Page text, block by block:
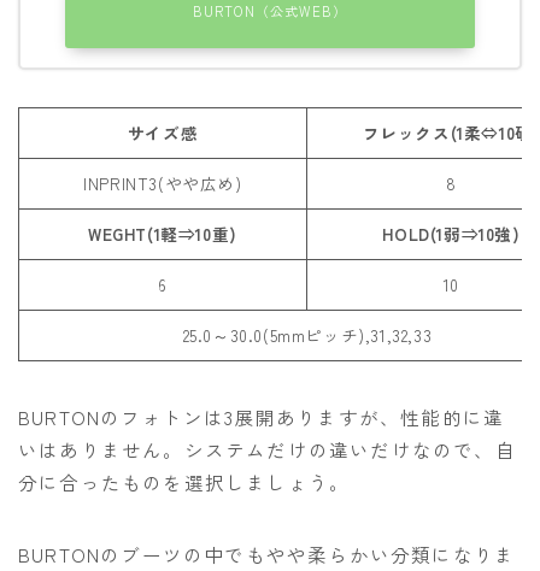
BURTON（公式WEB）
サイズ感 フレックス(1柔⇔10硬)
INPRINT3(やや広め) 8
WEGHT(1軽⇒10重) HOLD(1弱⇒10強)
6 10
25.0～30.0(5mmピッチ),31,32,33
BURTONのフォトンは3展開ありますが、性能的に違
いはありません。システムだけの違いだけなので、自
分に合ったものを選択しましょう。
BURTONのブーツの中でもやや柔らかい分類になりま